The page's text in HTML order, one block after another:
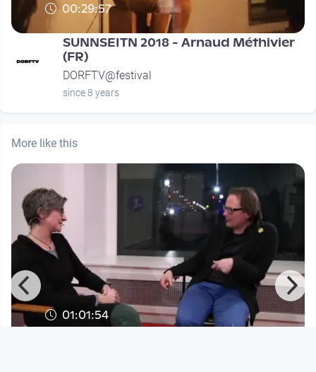
00:29:57
SUNNSEITN 2018 - Arnaud Méthivier
(FR)
DORFTV@festival
since 8 years
More like this
01:01:54